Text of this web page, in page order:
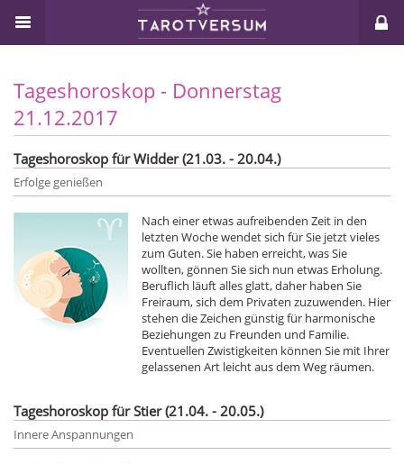
Tageshoroskop - Donnerstag
21.12.2017
Tageshoroskop für Widder (21.03. - 20.04.)
Erfolge genießen
Nach einer etwas aufreibenden Zeit in den
letzten Woche wendet sich für Sie jetzt vieles
zum Guten. Sie haben erreicht, was Sie
wollten, gönnen Sie sich nun etwas Erholung.
Beruflich läuft alles glatt, daher haben Sie
Freiraum, sich dem Privaten zuzuwenden. Hier
stehen die Zeichen günstig für harmonische
Beziehungen zu Freunden und Familie.
Eventuellen Zwistigkeiten können Sie mit Ihrer
gelassenen Art leicht aus dem Weg räumen.
Tageshoroskop für Stier (21.04. - 20.05.)
Innere Anspannungen